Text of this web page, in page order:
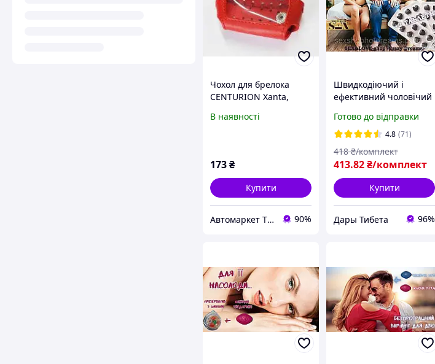
Чохол для брелока
CENTURION Xanta,
(червоний)
В наявності
173₴
Купити
Автомаркет TVMusic 90%
Швидкодіючий і
ефективний чоловічий
Man» в таблетках
Готово до відправки
4.8 (71)
413.82₴/комплект
418 ₴/комплект
Купити
Дары Тибета 96%